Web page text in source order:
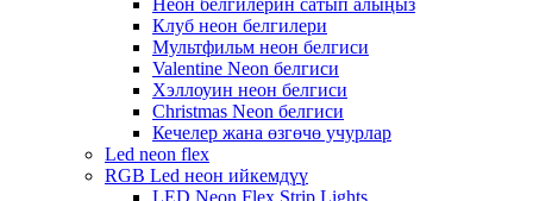
Неон белгилерин сатып алыңыз
Клуб неон белгилери
Мультфильм неон белгиси
Valentine Neon белгиси
Хэллоуин неон белгиси
Christmas Neon белгиси
Кечелер жана өзгөчө учурлар
Led neon flex
RGB Led неон ийкемдүү
LED Neon Flex Strip Lights